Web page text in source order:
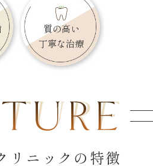
質の高い
丁寧な治療
リニックの特徴